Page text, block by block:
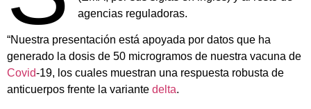
agencias reguladoras.
“Nuestra presentación está apoyada por datos que ha
generado la dosis de 50 microgramos de nuestra vacuna de
Covid-19, los cuales muestran una respuesta robusta de
anticuerpos frente la variante delta.